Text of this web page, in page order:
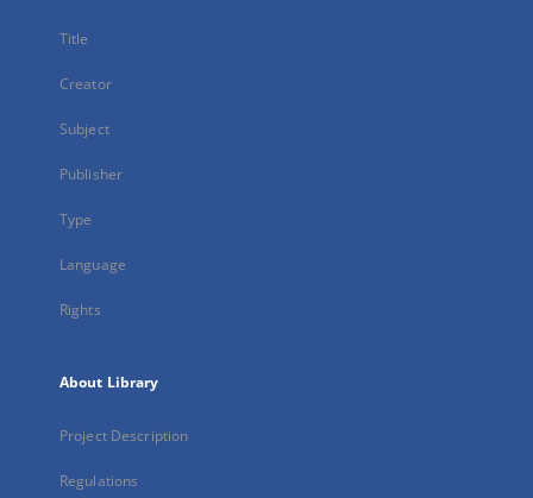
Title
Creator
Subject
Publisher
Type
Language
Rights
About Library
Project Description
Regulations